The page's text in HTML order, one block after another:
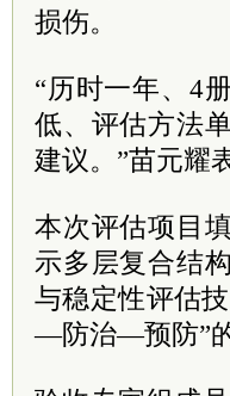
损伤。
“历时一年、4
低、评估方法
建议。”苗元耀
本次评估项目
示多层复合结
与稳定性评估
—防治—预防”的